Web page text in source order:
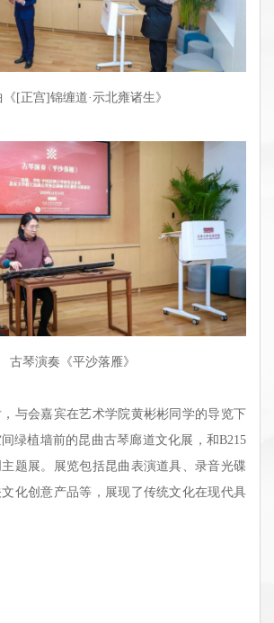
《[正宫]锦缠道·示北雍诸生》
古琴演奏《平沙落雁》
会嘉宾在艺术学院黄彬彬同学的导览下
绿植墙前的昆曲古琴廊道文化展，和B215
题展。展览包括昆曲表演道具、录音光碟
化创意产品等，展现了传统文化在现代具